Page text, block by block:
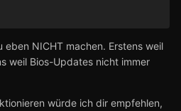
eben NICHT machen. Erstens weil
weil Bios-Updates nicht immer
würde ich dir empfehlen,